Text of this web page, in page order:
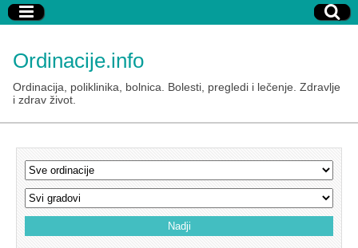
Ordinacije.info
Ordinacija, poliklinika, bolnica. Bolesti, pregledi i lečenje. Zdravlje
i zdrav život.